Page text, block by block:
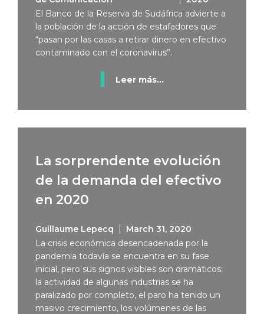
El Banco de la Reserva de Sudáfrica advierte a
la población de la acción de estafadores que
“pasan por las casas a retirar dinero en efectivo
contaminado con el coronavirus”.
Leer más...
La sorprendente evolución
de la demanda del efectivo
en 2020
Guillaume Lepecq
March 31, 2020
La crisis económica desencadenada por la
pandemia todavía se encuentra en su fase
inicial, pero sus signos visibles son dramáticos:
la actividad de algunas industrias se ha
paralizado por completo, el paro ha tenido un
masivo crecimiento, los volúmenes de las